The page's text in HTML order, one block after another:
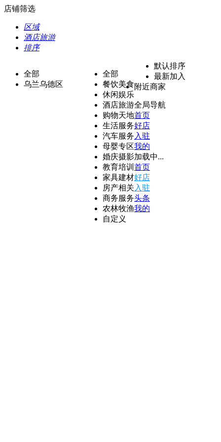
店铺筛选
区域
酒店旅游
排序
全部
乌兰乌德区
全部
餐饮美食
休闲娱乐
酒店旅游
购物天地
生活服务
汽车服务
母婴专区
婚庆摄影
教育培训
家具建材
房产相关
商务服务
农林牧渔
自定义
默认排序
最新加入
附近商家
全局导航
首页
好店
入驻
我的
加载中...
首页
好店
入驻
头条
我的